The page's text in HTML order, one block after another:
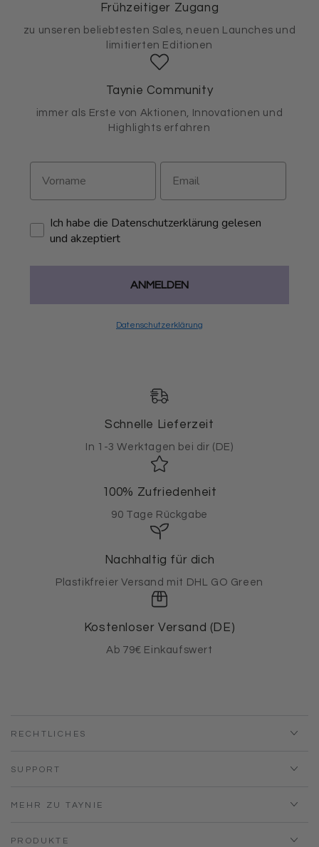
Frühzeitiger Zugang
zu unseren beliebtesten Sales, neuen Launches und
limitierten Editionen
Taynie Community
immer als Erste von Aktionen, Innovationen und
Highlights erfahren
Ich habe die Datenschutzerklärung gelesen
und akzeptiert
ANMELDEN
Datenschutzerklärung
Schnelle Lieferzeit
In 1-3 Werktagen bei dir (DE)
100% Zufriedenheit
90 Tage Rückgabe
Nachhaltig für dich
Plastikfreier Versand mit DHL GO Green
Kostenloser Versand (DE)
Ab 79€ Einkaufswert
RECHTLICHES
SUPPORT
MEHR ZU TAYNIE
PRODUKTE